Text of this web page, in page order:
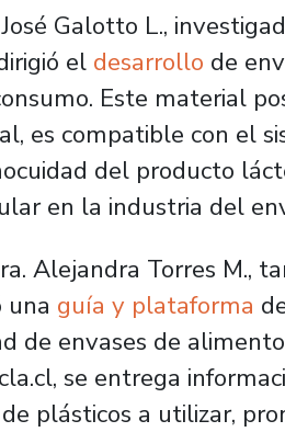
Galotto L.,
el desarrollo de
Este material
es compatible con el
del producto
en la industria del
Alejandra Torres M.,
una guía y plataforma
de envases de
se entrega
plásticos a utilizar,